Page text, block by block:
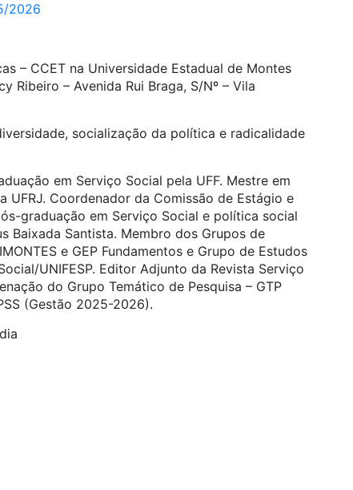
2026
– CCET na Universidade Estadual de Montes
Ribeiro – Avenida Rui Braga, S/Nº – Vila
socialização da política e radicalidade
em Serviço Social pela UFF. Mestre em
UFRJ. Coordenador da Comissão de Estágio e
graduação em Serviço Social e política social
Baixada Santista. Membro dos Grupos de
e GEP Fundamentos e Grupo de Estudos
UNIFESP. Editor Adjunto da Revista Serviço
do Grupo Temático de Pesquisa – GTP
(Gestão 2025-2026).